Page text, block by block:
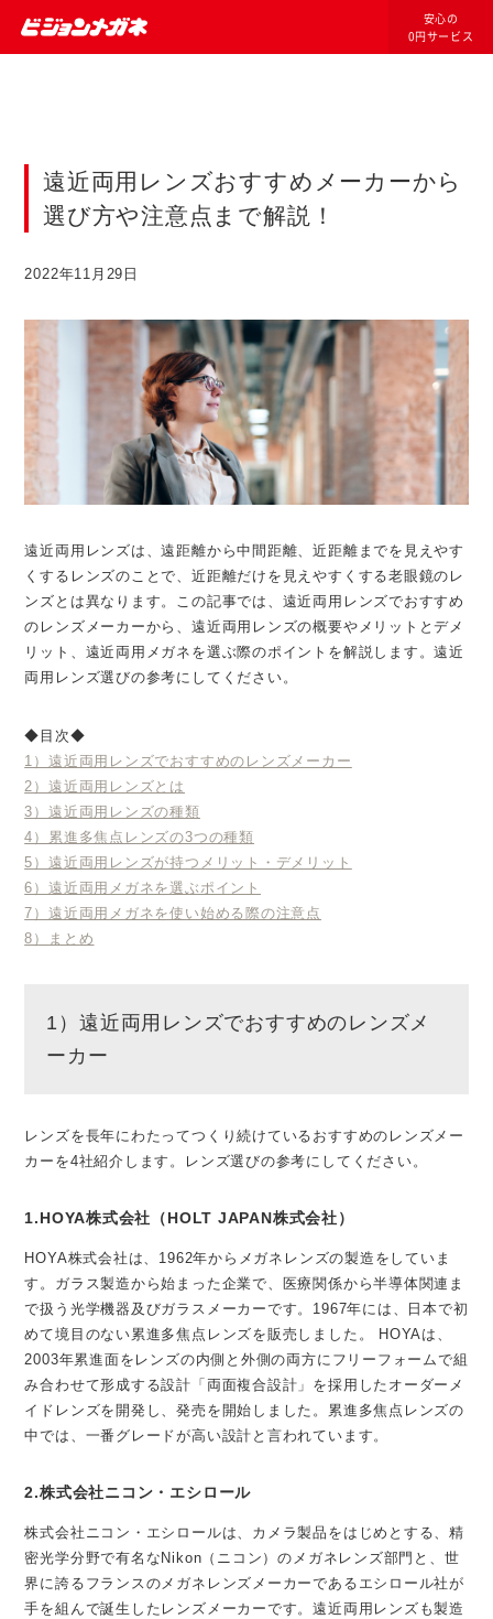
安心の
0円サービス
遠近両用レンズおすすめメーカーから
選び方や注意点まで解説！
2022年11月29日
遠近両用レンズは、遠距離から中間距離、近距離までを見えやす
くするレンズのことで、近距離だけを見えやすくする老眼鏡のレ
ンズとは異なります。この記事では、遠近両用レンズでおすすめ
のレンズメーカーから、遠近両用レンズの概要やメリットとデメ
リット、遠近両用メガネを選ぶ際のポイントを解説します。遠近
両用レンズ選びの参考にしてください。
◆目次◆
1）遠近両用レンズでおすすめのレンズメーカー
2）遠近両用レンズとは
3）遠近両用レンズの種類
4）累進多焦点レンズの3つの種類
5）遠近両用レンズが持つメリット・デメリット
6）遠近両用メガネを選ぶポイント
7）遠近両用メガネを使い始める際の注意点
8）まとめ
1）遠近両用レンズでおすすめのレンズメ
ーカー
レンズを長年にわたってつくり続けているおすすめのレンズメー
カーを4社紹介します。レンズ選びの参考にしてください。
1.HOYA株式会社（HOLT JAPAN株式会社）
HOYA株式会社は、1962年からメガネレンズの製造をしていま
す。ガラス製造から始まった企業で、医療関係から半導体関連ま
で扱う光学機器及びガラスメーカーです。1967年には、日本で初
めて境目のない累進多焦点レンズを販売しました。 HOYAは、
2003年累進面をレンズの内側と外側の両方にフリーフォームで組
み合わせて形成する設計「両面複合設計」を採用したオーダーメ
イドレンズを開発し、発売を開始しました。累進多焦点レンズの
中では、一番グレードが高い設計と言われています。
2.株式会社ニコン・エシロール
株式会社ニコン・エシロールは、カメラ製品をはじめとする、精
密光学分野で有名なNikon（ニコン）のメガネレンズ部門と、世
界に誇るフランスのメガネレンズメーカーであるエシロール社が
手を組んで誕生したレンズメーカーです。遠近両用レンズも製造